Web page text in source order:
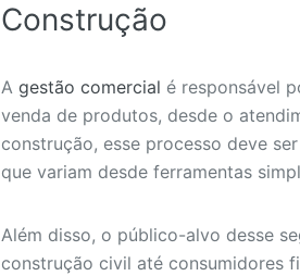
Construção
A gestão comercial é responsável
venda de produtos, desde o
construção, esse processo deve
que variam desde ferramentas
Além disso, o público-alvo desse
construção civil até consumidores